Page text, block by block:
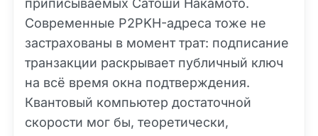
приписываемых Сатоши Накамото.
Современные P2PKH-адреса тоже не
застрахованы в момент трат: подписание
транзакции раскрывает публичный ключ
на всё время окна подтверждения.
Квантовый компьютер достаточной
скорости мог бы, теоретически,